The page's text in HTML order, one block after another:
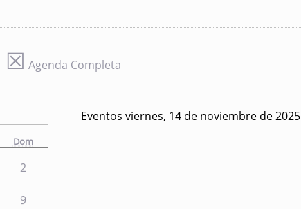
☒ Agenda Completa
Dom
2
9
Eventos viernes, 14 de noviembre de 2025